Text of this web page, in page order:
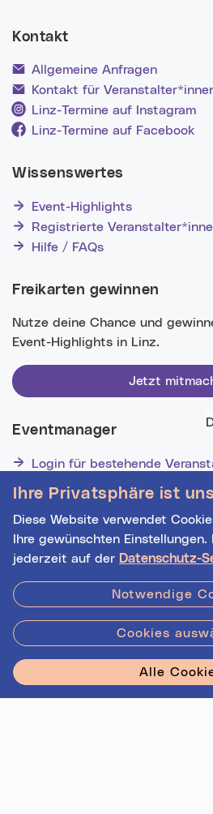
Ihre Privatsphäre ist
Diese Website verwendet
Ihre gewünschten Einstellungen.
jederzeit auf der Datenschutz-
Notwendige
Cookies
Alle
Kontakt
Allgemeine Anfragen
Kontakt für
Linz-Termine auf Instagram
Linz-Termine auf Facebook
Wissenswertes
Event-Highlights
Registrierte
Hilfe / FAQs
Freikarten gewinnen
Nutze deine Chance und
Event-Highlights in Linz.
Jetzt
Eventmanager
Login für bestehende
Veranstalter*innen!